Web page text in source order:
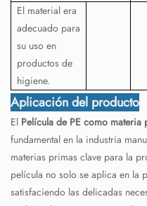
El material era
adecuado para
su uso en
productos de
higiene.
Aplicación del producto
El Película de PE como materia
fundamental en la industria
materias primas clave para la
película no solo se aplica en la
satisfaciendo las delicadas